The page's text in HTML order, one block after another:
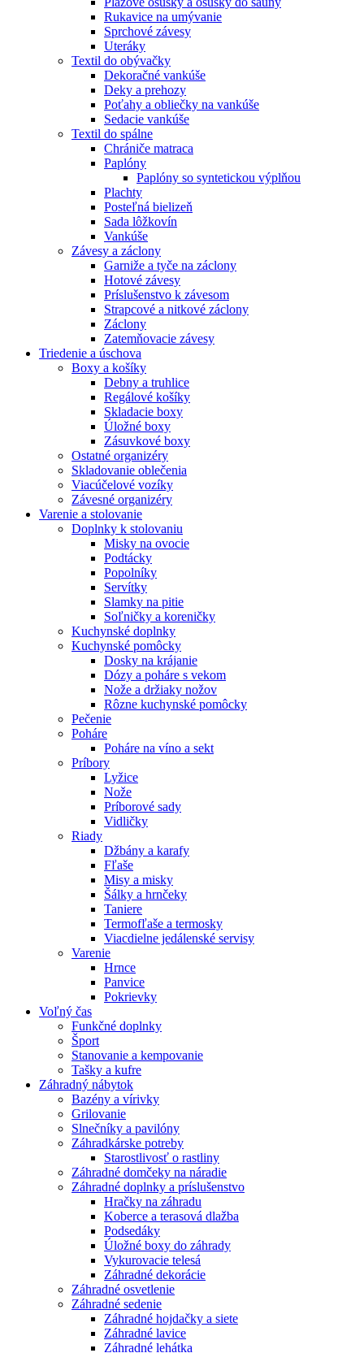
Rukavice na umývanie
Sprchové závesy
Uteráky
Textil do obývačky
Dekoračné vankúše
Deky a prehozy
Poťahy a obliečky na vankúše
Sedacie vankúše
Textil do spálne
Chrániče matraca
Paplóny
Paplóny so syntetickou výplňou
Plachty
Posteľná bielizeň
Sada lôžkovín
Vankúše
Závesy a záclony
Garniže a tyče na záclony
Hotové závesy
Príslušenstvo k závesom
Strapcové a nitkové záclony
Záclony
Zatemňovacie závesy
Triedenie a úschova
Boxy a košíky
Debny a truhlice
Regálové košíky
Skladacie boxy
Úložné boxy
Zásuvkové boxy
Ostatné organizéry
Skladovanie oblečenia
Viacúčelové vozíky
Závesné organizéry
Varenie a stolovanie
Doplnky k stolovaniu
Misky na ovocie
Podtácky
Popolníky
Servítky
Slamky na pitie
Soľničky a koreničky
Kuchynské doplnky
Kuchynské pomôcky
Dosky na krájanie
Dózy a poháre s vekom
Nože a držiaky nožov
Rôzne kuchynské pomôcky
Pečenie
Poháre
Poháre na víno a sekt
Príbory
Lyžice
Nože
Príborové sady
Vidličky
Riady
Džbány a karafy
Fľaše
Misy a misky
Šálky a hrnčeky
Taniere
Termofľaše a termosky
Viacdielne jedálenské servisy
Varenie
Hrnce
Panvice
Pokrievky
Voľný čas
Funkčné doplnky
Šport
Stanovanie a kempovanie
Tašky a kufre
Záhradný nábytok
Bazény a vírivky
Grilovanie
Slnečníky a pavilóny
Záhradkárske potreby
Starostlivosť o rastliny
Záhradné domčeky na náradie
Záhradné doplnky a príslušenstvo
Hračky na záhradu
Koberce a terasová dlažba
Podsedáky
Úložné boxy do záhrady
Vykurovacie telesá
Záhradné dekorácie
Záhradné osvetlenie
Záhradné sedenie
Záhradné hojdačky a siete
Záhradné lavice
Záhradné lehátka